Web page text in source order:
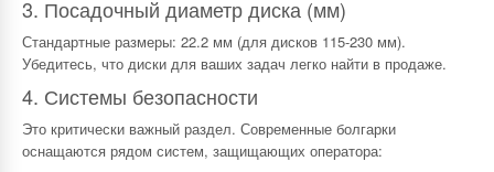
3. Посадочный диаметр диска (мм)
Стандартные размеры: 22.2 мм (для дисков 115-230 мм).
Убедитесь, что диски для ваших задач легко найти в продаже.
4. Системы безопасности
Это критически важный раздел. Современные болгарки
оснащаются рядом систем, защищающих оператора: